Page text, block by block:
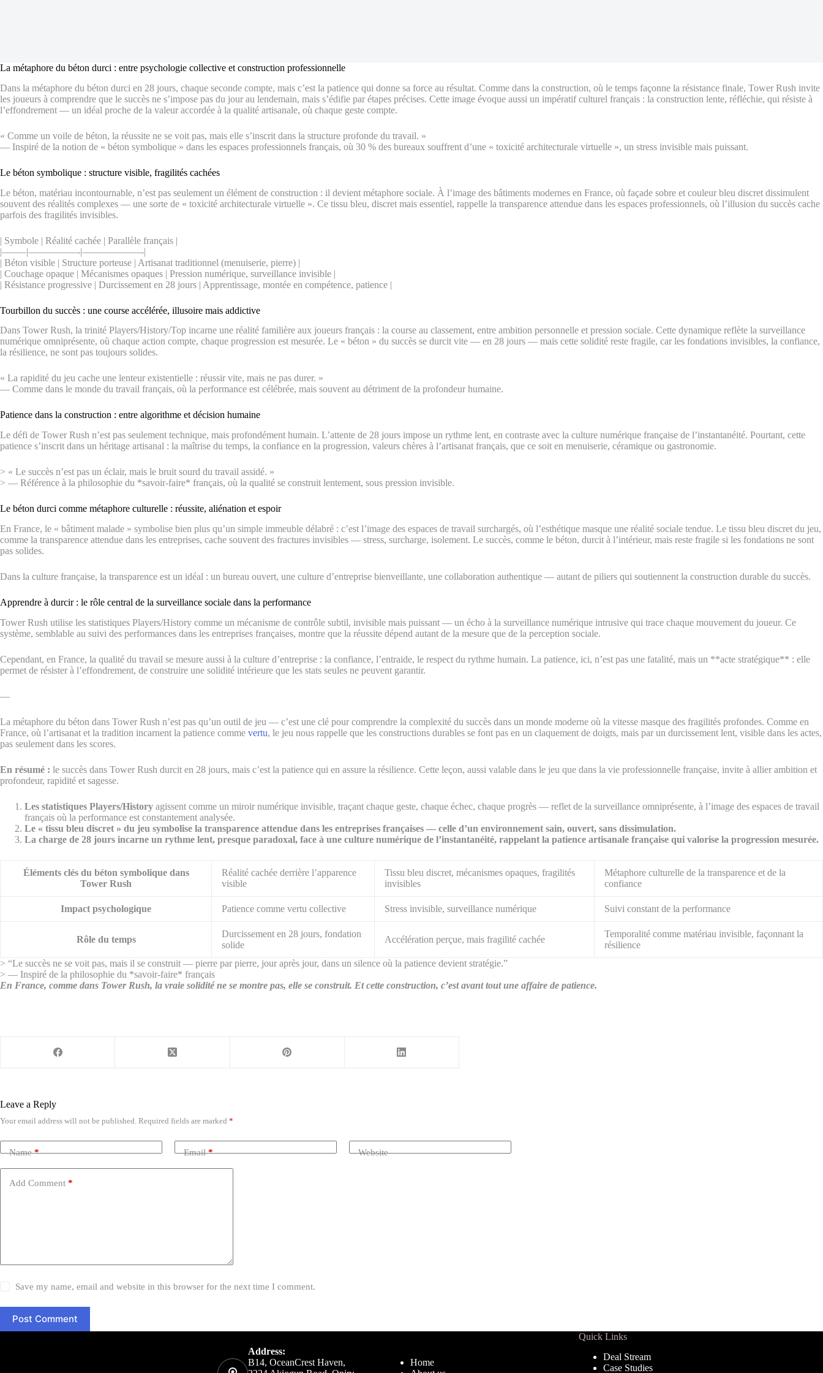
La métaphore du béton durci : entre psychologie collective et construction professionnelle
Dans la métaphore du béton durci en 28 jours, chaque seconde compte, mais c’est la patience qui donne sa force au résultat. Comme dans la construction, où le temps façonne la résistance finale, Tower Rush invite
les joueurs à comprendre que le succès ne s’impose pas du jour au lendemain, mais s’édifie par étapes précises. Cette image évoque aussi un impératif culturel français : la construction lente, réfléchie, qui résiste à
l’effondrement — un idéal proche de la valeur accordée à la qualité artisanale, où chaque geste compte.
« Comme un voile de béton, la réussite ne se voit pas, mais elle s’inscrit dans la structure profonde du travail. »
— Inspiré de la notion de « béton symbolique » dans les espaces professionnels français, où 30 % des bureaux souffrent d’une « toxicité architecturale virtuelle », un stress invisible mais puissant.
Le béton symbolique : structure visible, fragilités cachées
Le béton, matériau incontournable, n’est pas seulement un élément de construction : il devient métaphore sociale. À l’image des bâtiments modernes en France, où façade sobre et couleur bleu discret dissimulent
souvent des réalités complexes — une sorte de « toxicité architecturale virtuelle ». Ce tissu bleu, discret mais essentiel, rappelle la transparence attendue dans les espaces professionnels, où l’illusion du succès cache
parfois des fragilités invisibles.
| Symbole | Réalité cachée | Parallèle français |
|——–|—————-|——————-|
| Béton visible | Structure porteuse | Artisanat traditionnel (menuiserie, pierre) |
| Couchage opaque | Mécanismes opaques | Pression numérique, surveillance invisible |
| Résistance progressive | Durcissement en 28 jours | Apprentissage, montée en compétence, patience |
Tourbillon du succès : une course accélérée, illusoire mais addictive
Dans Tower Rush, la trinité Players/History/Top incarne une réalité familière aux joueurs français : la course au classement, entre ambition personnelle et pression sociale. Cette dynamique reflète la surveillance
numérique omniprésente, où chaque action compte, chaque progression est mesurée. Le « béton » du succès se durcit vite — en 28 jours — mais cette solidité reste fragile, car les fondations invisibles, la confiance,
la résilience, ne sont pas toujours solides.
« La rapidité du jeu cache une lenteur existentielle : réussir vite, mais ne pas durer. »
— Comme dans le monde du travail français, où la performance est célébrée, mais souvent au détriment de la profondeur humaine.
Patience dans la construction : entre algorithme et décision humaine
Le défi de Tower Rush n’est pas seulement technique, mais profondément humain. L’attente de 28 jours impose un rythme lent, en contraste avec la culture numérique française de l’instantanéité. Pourtant, cette
patience s’inscrit dans un héritage artisanal : la maîtrise du temps, la confiance en la progression, valeurs chères à l’artisanat français, que ce soit en menuiserie, céramique ou gastronomie.
> « Le succès n’est pas un éclair, mais le bruit sourd du travail assidé. »
> — Référence à la philosophie du *savoir-faire* français, où la qualité se construit lentement, sous pression invisible.
Le béton durci comme métaphore culturelle : réussite, aliénation et espoir
En France, le « bâtiment malade » symbolise bien plus qu’un simple immeuble délabré : c’est l’image des espaces de travail surchargés, où l’esthétique masque une réalité sociale tendue. Le tissu bleu discret du jeu,
comme la transparence attendue dans les entreprises, cache souvent des fractures invisibles — stress, surcharge, isolement. Le succès, comme le béton, durcit à l’intérieur, mais reste fragile si les fondations ne sont
pas solides.
Dans la culture française, la transparence est un idéal : un bureau ouvert, une culture d’entreprise bienveillante, une collaboration authentique — autant de piliers qui soutiennent la construction durable du succès.
Apprendre à durcir : le rôle central de la surveillance sociale dans la performance
Tower Rush utilise les statistiques Players/History comme un mécanisme de contrôle subtil, invisible mais puissant — un écho à la surveillance numérique intrusive qui trace chaque mouvement du joueur. Ce
système, semblable au suivi des performances dans les entreprises françaises, montre que la réussite dépend autant de la mesure que de la perception sociale.
Cependant, en France, la qualité du travail se mesure aussi à la culture d’entreprise : la confiance, l’entraide, le respect du rythme humain. La patience, ici, n’est pas une fatalité, mais un **acte stratégique** : elle
permet de résister à l’effondrement, de construire une solidité intérieure que les stats seules ne peuvent garantir.
—
La métaphore du béton dans Tower Rush n’est pas qu’un outil de jeu — c’est une clé pour comprendre la complexité du succès dans un monde moderne où la vitesse masque des fragilités profondes. Comme en
France, où l’artisanat et la tradition incarnent la patience comme vertu, le jeu nous rappelle que les constructions durables se font pas en un claquement de doigts, mais par un durcissement lent, visible dans les actes,
pas seulement dans les scores.
En résumé : le succès dans Tower Rush durcit en 28 jours, mais c’est la patience qui en assure la résilience. Cette leçon, aussi valable dans le jeu que dans la vie professionnelle française, invite à allier ambition et
profondeur, rapidité et sagesse.
Les statistiques Players/History agissent comme un miroir numérique invisible, traçant chaque geste, chaque échec, chaque progrès — reflet de la surveillance omniprésente, à l’image des espaces de travail
français où la performance est constantement analysée.
Le « tissu bleu discret » du jeu symbolise la transparence attendue dans les entreprises françaises — celle d’un environnement sain, ouvert, sans dissimulation.
La charge de 28 jours incarne un rythme lent, presque paradoxal, face à une culture numérique de l’instantanéité, rappelant la patience artisanale française qui valorise la progression mesurée.
Éléments clés du béton symbolique dans
Tower Rush
Réalité cachée derrière l’apparence
visible
Tissu bleu discret, mécanismes opaques, fragilités
invisibles
Métaphore culturelle de la transparence et de la
confiance
Impact psychologique Patience comme vertu collective Stress invisible, surveillance numérique Suivi constant de la performance
Rôle du temps
Durcissement en 28 jours, fondation
solide
Accélération perçue, mais fragilité cachée
Temporalité comme matériau invisible, façonnant la
résilience
> “Le succès ne se voit pas, mais il se construit — pierre par pierre, jour après jour, dans un silence où la patience devient stratégie.”
> — Inspiré de la philosophie du *savoir-faire* français
En France, comme dans Tower Rush, la vraie solidité ne se montre pas, elle se construit. Et cette construction, c’est avant tout une affaire de patience.
Leave a Reply
Your email address will not be published. Required fields are marked *
Name* Email* Website
Add Comment *
Save my name, email and website in this browser for the next time I comment.
Post Comment
Address:
B14, OceanCrest Haven,
Home
Quick Links
Deal Stream
Case Studies